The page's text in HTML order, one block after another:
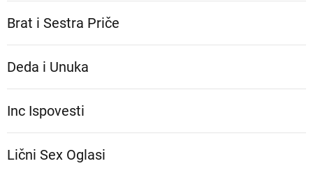
Brat i Sestra Priče
Deda i Unuka
Inc Ispovesti
Lični Sex Oglasi